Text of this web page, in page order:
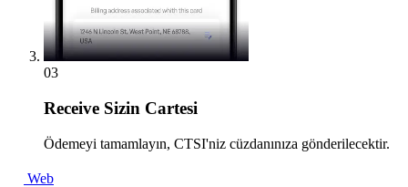
03
Receive Sizin Cartesi
Ödemeyi tamamlayın, CTSI'niz cüzdanınıza gönderilecektir.
Web